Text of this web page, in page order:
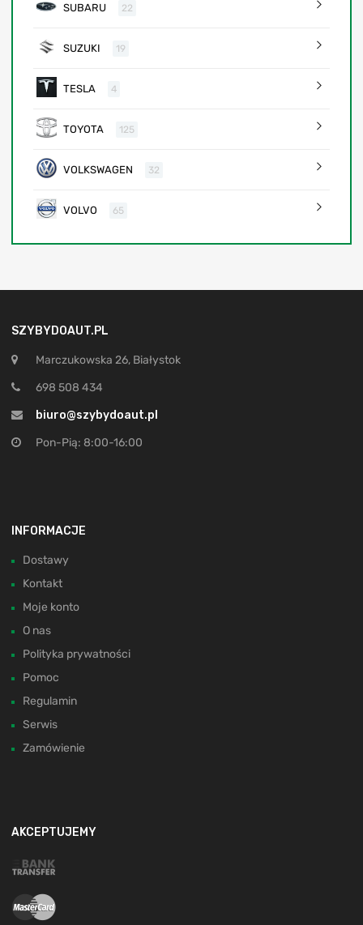
SUBARU 22
SUZUKI 19
TESLA 4
TOYOTA 125
VOLKSWAGEN 32
VOLVO 65
SZYBYDOAUT.PL
Marczukowska 26, Białystok
698 508 434
biuro@szybydoaut.pl
Pon-Pią: 8:00-16:00
INFORMACJE
Dostawy
Kontakt
Moje konto
O nas
Polityka prywatności
Pomoc
Regulamin
Serwis
Zamówienie
AKCEPTUJEMY